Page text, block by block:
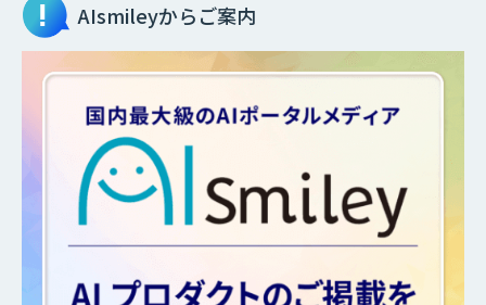
AIsmileyからご案内